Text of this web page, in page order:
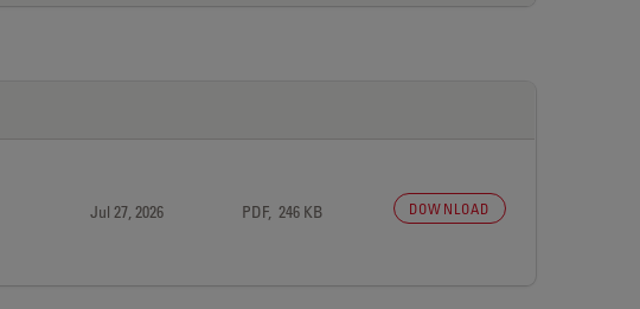
Jul 27, 2026 PDF, 246 KB DOWNLOAD